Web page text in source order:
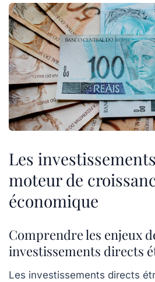
Les
moteur de
économique
Comprendre les enjeux
investissements directs
Les investissements directs